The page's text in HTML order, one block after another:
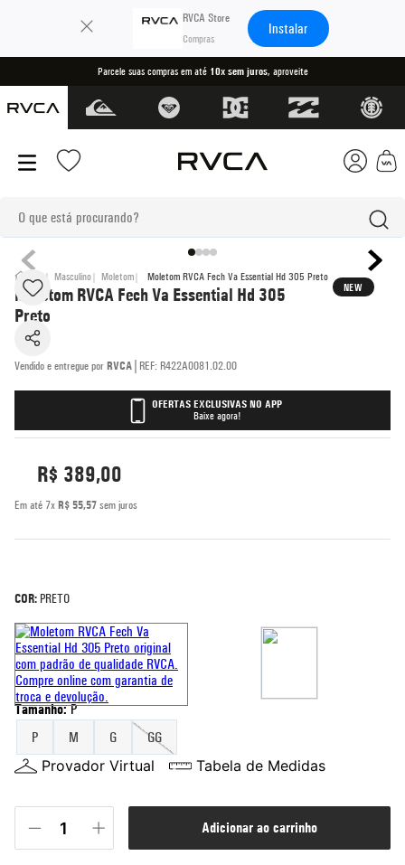
RVCA Store
Instalar
Parcele suas compras em até 10x sem juros, aproveite
NEW
VA Masculino Moletom Moletom RVCA Fech Va Essential Hd 305 Preto
Moletom RVCA Fech Va Essential Hd 305
Preto
RVCA | REF: R422A0081.02.00
OFERTAS EXCLUSIVAS NO APP
Baixe agora!
R$ 389,00
Em até 7x R$ 55,57 sem juros
COR: PRETO
Tamanho: P
P
M G GG
Provador Virtual Tabela de Medidas
adicionar ao carrinho
termos mais buscados
º
boné
2º
3º
camiseta
5º
bermuda
º
rash guard
10º jaqueta